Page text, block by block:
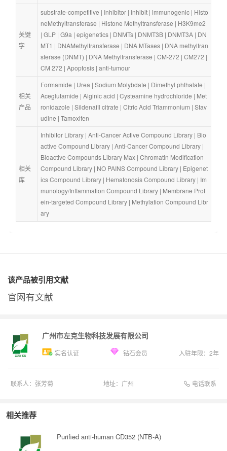
关键
字
substrate-competitive | Inhibitor | inhibit | immunogenic | Histo
neMethyltransferase | Histone Methyltransferase | H3K9me2
| GLP | G9a | epigenetics | DNMTs | DNMT3B | DNMT3A | DN
MT1 | DNAMethyltransferase | DNA MTases | DNA methyltran
sferase (DNMT) | DNA Methyltransferase | CM-272 | CM272
CM 272 | Apoptosis | anti-tumour
相关
产品
Formamide | Urea | Sodium Molybdate | Dimethyl phthalate
Aceglutamide | Alginic acid | Cysteamine hydrochloride | Met
ronidazole | Sildenafil citrate | Citric Acid Triammonium | Stav
udine | Tamoxifen
相关
库
Inhibitor Library | Anti-Cancer Active Compound Library | Bio
active Compound Library | Anti-Cancer Compound Library
Bioactive Compounds Library Max | Chromatin Modification
Compound Library | NO PAINS Compound Library | Epigenet
ics Compound Library | Hematonosis Compound Library | Im
munology/Inflammation Compound Library | Membrane Prot
ein-targeted Compound Library | Methylation Compound Libr
ary
该产品被引用文献
官网有文献
广州市左克生物科技发展有限公司
实名认证 钻石会员 入驻年限： 2年
联系人： 张芳菊 地址： 广州 电话联系
相关推荐
Purified anti-human CD352 (NTB-A)